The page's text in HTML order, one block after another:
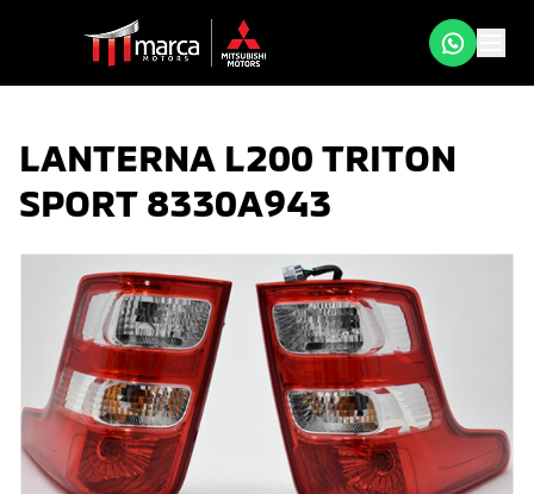
LANTERNA L200 TRITON
SPORT 8330A943